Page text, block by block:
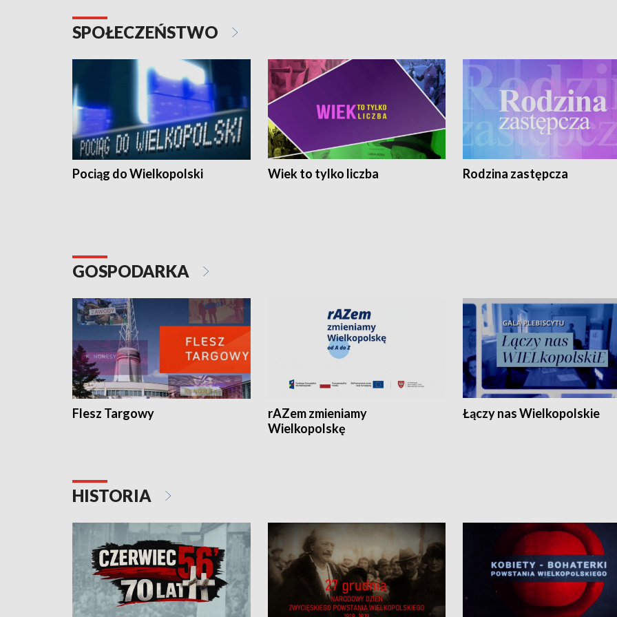
SPOŁECZEŃSTWO
Pociąg do Wielkopolski Wiek to tylko liczba Rodzina zastępcza
GOSPODARKA
Flesz Targowy
rAZem zmieniamy
Wielkopolskę
Łączy nas Wielkopolskie
HISTORIA